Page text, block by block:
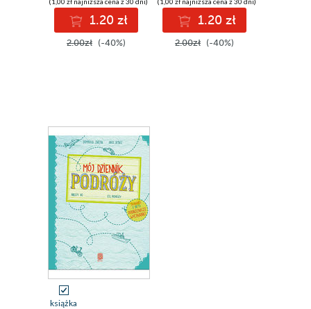
(1,00 zł najniższa cena z 30 dni)
1.20 zł
2.00zł (-40%)
(1,00 zł najniższa cena z 30 dni)
1.20 zł
2.00zł (-40%)
książka